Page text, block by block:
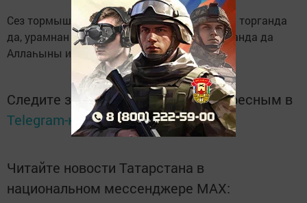
Сез тормышыгызның һәр минутында: ятып торганда
да, урамнан барганда да, транспортта булганда да
Аллаһыны искә ала аласыз.
Следите за самым важным и интересным в
Telegram-канале Татмедиа
Читайте новости Татарстана в
национальном мессенджере MАХ: